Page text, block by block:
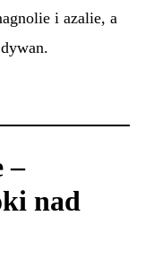
i azalie, a
–
nad